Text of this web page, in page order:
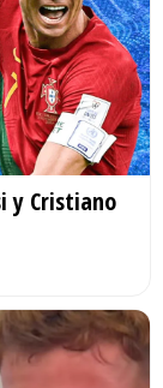
y Cristiano